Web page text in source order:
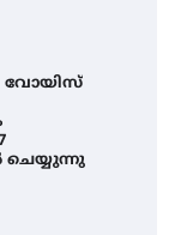
വോയിസ്
ചെയ്യുന്നു